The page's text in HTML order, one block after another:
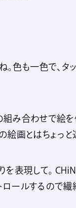
色も一色で、タ
み合わせで絵を
絵画とはちょっと
表現して。
ールするので繊